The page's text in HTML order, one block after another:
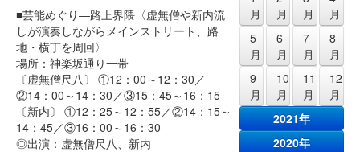
■芸能めぐり―路上界隈〈虚無僧や新内流
しが演奏しながらメインストリート、路
地・横丁を周回〉
場所：神楽坂通り一帯
〔虚無僧尺八〕 ①12：00～12：30／
②14：00～14：30／③15：45～16：15
〔新内〕 ①12：25～12：55／②14：15～
14：45／③16：00～16：30
◎出演：虚無僧尺八、新内
月
月
月
月
5
月
6
月
7
月
8
月
9
月
10
月
11
月
12
月
2021年
2020年